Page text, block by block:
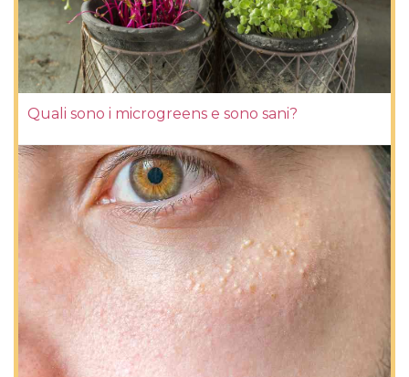
Quali sono i microgreens e sono sani?